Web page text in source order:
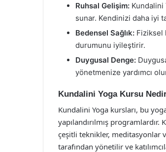
Ruhsal Gelişim: Kundalini
sunar. Kendinizi daha iyi
Bedensel Sağlık: Fiziksel
durumunu iyileştirir.
Duygusal Denge:
yönetmenize yardımcı
Kundalini Yoga Kursu
Kundalini Yoga kursları, bu
yapılandırılmış
çeşitli teknikler, meditasyonlar
tarafından yönetilir ve